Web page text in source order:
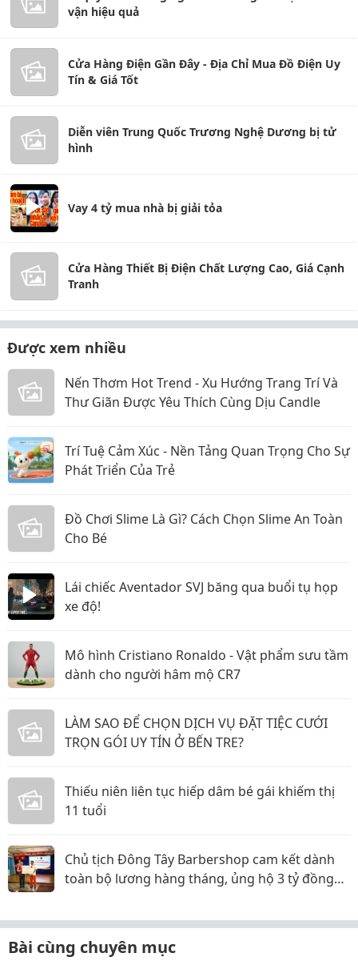
vận hiệu quả
Cửa Hàng Điện Gần Đây - Địa Chỉ Mua Đồ Điện Uy
Tín & Giá Tốt
Diễn viên Trung Quốc Trương Nghệ Dương bị tử
hình
Vay 4 tỷ mua nhà bị giải tỏa
Cửa Hàng Thiết Bị Điện Chất Lượng Cao, Giá Cạnh
Tranh
Được xem nhiều
Nến Thơm Hot Trend - Xu Hướng Trang Trí Và
Thư Giãn Được Yêu Thích Cùng Dịu Candle
Trí Tuệ Cảm Xúc - Nền Tảng Quan Trọng Cho Sự
Phát Triển Của Trẻ
Đồ Chơi Slime Là Gì? Cách Chọn Slime An Toàn
Cho Bé
Lái chiếc Aventador SVJ băng qua buổi tụ họp
xe độ!
Mô hình Cristiano Ronaldo - Vật phẩm sưu tầm
dành cho người hâm mộ CR7
LÀM SAO ĐỂ CHỌN DỊCH VỤ ĐẶT TIỆC CƯỚI
TRỌN GÓI UY TÍN Ở BẾN TRE?
Thiếu niên liên tục hiếp dâm bé gái khiếm thị
11 tuổi
Chủ tịch Đông Tây Barbershop cam kết dành
toàn bộ lương hàng tháng, ủng hộ 3 tỷ đồng
Bài cùng chuyên mục